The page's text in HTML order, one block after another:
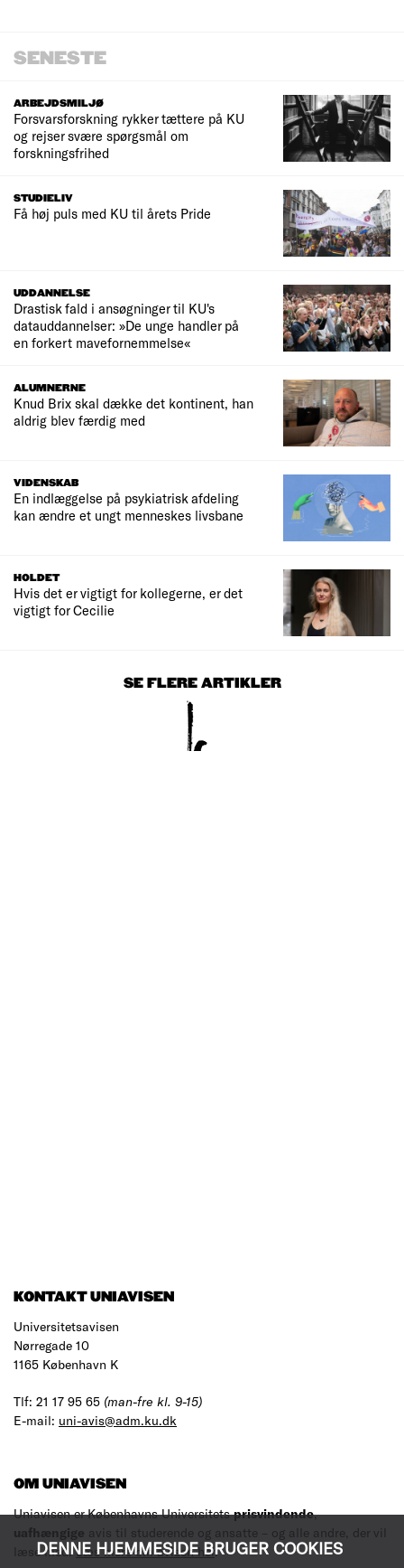
DENNE HJEMMESIDE BRUGER COOKIES
SENESTE
ARBEJDSMILJØ
Forsvarsforskning rykker tættere på KU
og rejser svære spørgsmål om
forskningsfrihed
STUDIELIV
Få høj puls med KU til årets Pride
UDDANNELSE
Drastisk fald i ansøgninger til KU's
datauddannelser: »De unge handler på
en forkert mavefornemmelse«
ALUMNERNE
Knud Brix skal dække det kontinent, han
aldrig blev færdig med
VIDENSKAB
En indlæggelse på psykiatrisk afdeling
kan ændre et ungt menneskes livsbane
HOLDET
Hvis det er vigtigt for kollegerne, er det
vigtigt for Cecilie
SE FLERE ARTIKLER
KONTAKT UNIAVISEN
Universitetsavisen
Nørregade 10
1165 København K
Tlf: 21 17 95 65 (man-fre kl. 9-15)
E-mail: uni-avis@adm.ku.dk
OM UNIAVISEN
Uniavisen er Københavns Universitetsprisvindende,
uafhængige avis til studerende og ansatte – og alle andre, der vil
læse med.Læs mere om avisen her.